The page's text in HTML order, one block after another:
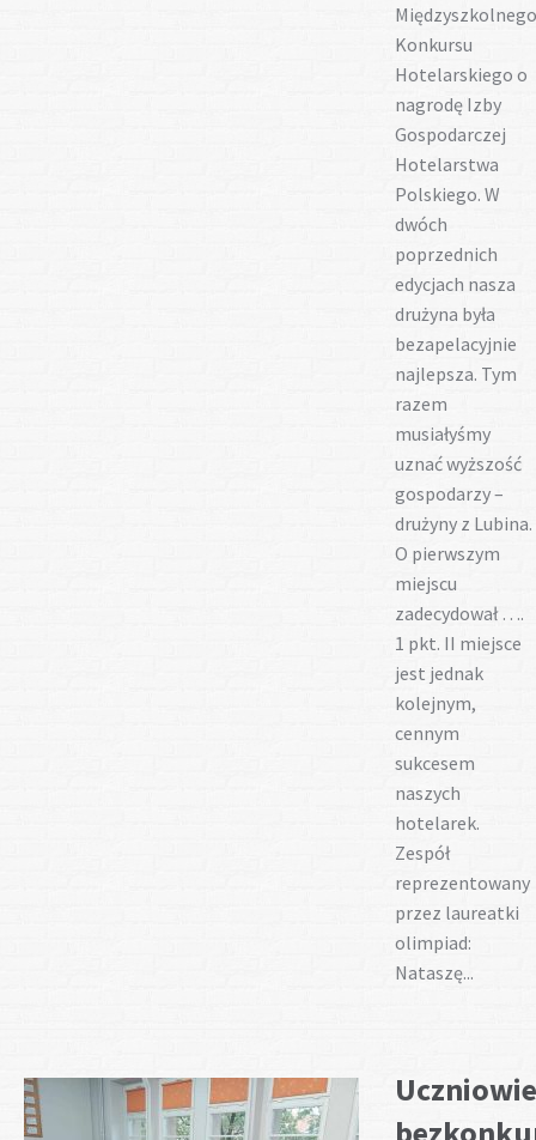
Międzyszkolnego
Konkursu
Hotelarskiego o
nagrodę Izby
Gospodarczej
Hotelarstwa
Polskiego. W
dwóch
poprzednich
edycjach nasza
drużyna była
bezapelacyjnie
najlepsza. Tym
razem
musiałyśmy
uznać wyższość
gospodarzy –
drużyny z Lubina.
O pierwszym
miejscu
zadecydował ….
1 pkt. II miejsce
jest jednak
kolejnym,
cennym
sukcesem
naszych
hotelarek.
Zespół
reprezentowany
przez laureatki
olimpiad:
Nataszę...